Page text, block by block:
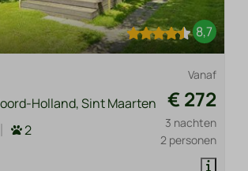
8,7
Vanaf
€ 272
3 nachten
2 personen
Holland, Sint Maarten
2